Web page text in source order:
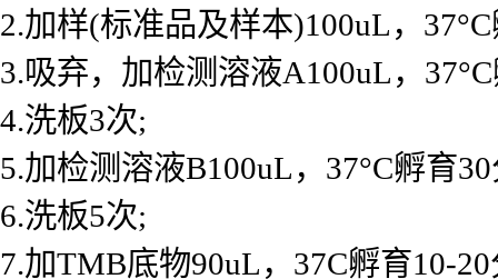
2.加样(标准品及样本)100uL，
3.吸弃，加检测溶液A100uL，
4.洗板3次;
5.加检测溶液B100uL，37°C孵育
6.洗板5次;
7.加TMB底物90uL，37C孵育10-